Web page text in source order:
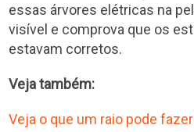
essas árvores elétricas na
visível e comprova que os
estavam corretos.
Veja também:
Veja o que um raio pode